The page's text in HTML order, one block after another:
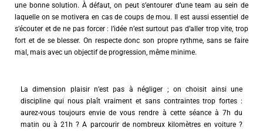
une bonne solution. À défaut, on peut s’entourer d’une team au sein de
laquelle on se motivera en cas de coups de mou. Il est aussi essentiel de
s’écouter et de ne pas forcer : l’idée n’est surtout pas d’aller trop vite, trop
fort et de se blesser. On respecte donc son propre rythme, sans se faire
mal, mais avec un objectif de progression, même minime.
La dimension plaisir n’est pas à négliger ; on choisit ainsi une
discipline qui nous plaît vraiment et sans contraintes trop fortes :
aurez-vous toujours envie de vous rendre à cette séance à 7h du
matin ou à 21h ? A parcourir de nombreux kilomètres en voiture ?